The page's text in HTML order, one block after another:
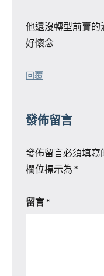
他還沒轉型前賣的
好懷念
回覆
發佈留言
發佈留言必須填寫
欄位標示為 *
留言*